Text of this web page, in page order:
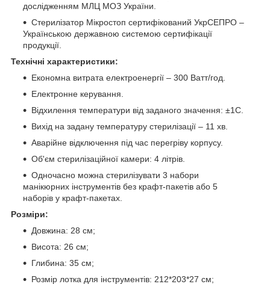
дослідженням МЛЦ МОЗ України.
Стерилізатор Мікростоп сертифікований УкрСЕПРО –
Українською державною системою сертифікації
продукції.
Технічні характеристики:
Економна витрата електроенергії – 300 Ватт/год.
Електронне керування.
Відхилення температури від заданого значення: ±1С.
Вихід на задану температуру стерилізації – 11 хв.
Аварійне відключення під час перегріву корпусу.
Об'єм стерилізаційної камери: 4 літрів.
Одночасно можна стерилізувати 3 набори
манікюрних інструментів без крафт-пакетів або 5
наборів у крафт-пакетах.
Розміри:
Довжина: 28 см;
Висота: 26 см;
Глибина: 35 см;
Розмір лотка для інструментів: 212*203*27 см;